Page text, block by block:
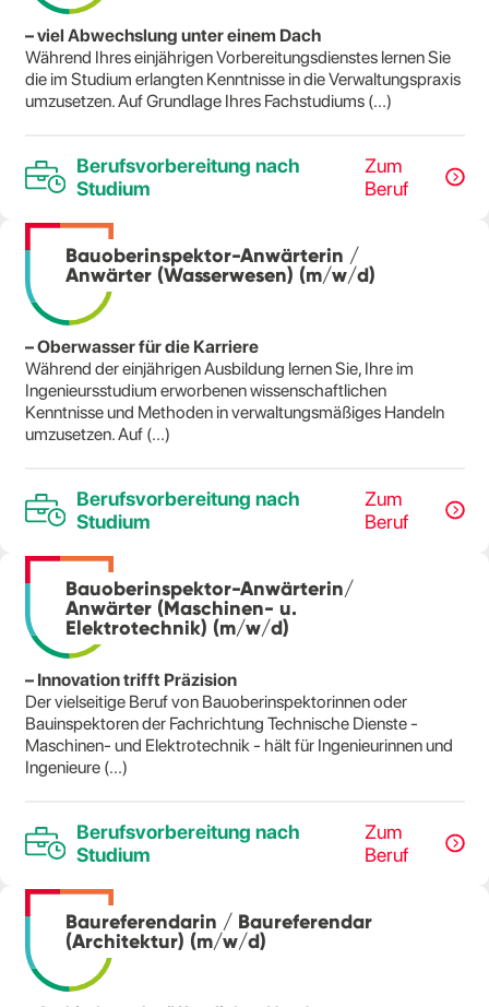
– viel Abwechslung unter einem Dach
Während Ihres einjährigen Vorbereitungsdienstes lernen Sie
die im Studium erlangten Kenntnisse in die Verwaltungspraxis
umzusetzen. Auf Grundlage Ihres Fachstudiums (...)
Berufsvorbereitung nach
Studium
Zum
Beruf
Bauoberinspektor-Anwärterin /
Anwärter (Wasserwesen) (m/w/d)
– Oberwasser für die Karriere
Während der einjährigen Ausbildung lernen Sie, Ihre im
Ingenieursstudium erworbenen wissenschaftlichen
Kenntnisse und Methoden in verwaltungsmäßiges Handeln
umzusetzen. Auf (...)
Berufsvorbereitung nach
Studium
Zum
Beruf
Bauoberinspektor-Anwärterin/
Anwärter (Maschinen- u.
Elektrotechnik) (m/w/d)
– Innovation trifft Präzision
Der vielseitige Beruf von Bauoberinspektorinnen oder
Bauinspektoren der Fachrichtung Technische Dienste -
Maschinen- und Elektrotechnik - hält für Ingenieurinnen und
Ingenieure (...)
Berufsvorbereitung nach
Studium
Zum
Beruf
Baureferendarin / Baureferendar
(Architektur) (m/w/d)